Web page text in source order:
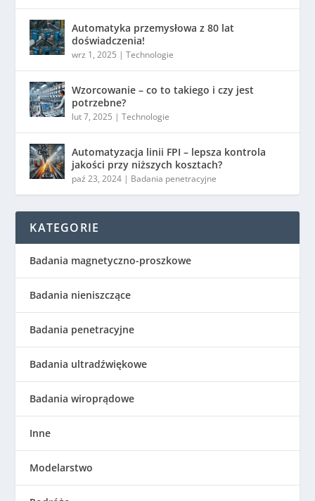
Automatyka przemysłowa z 80 lat
doświadczenia!
wrz 1, 2025 |Technologie
Wzorcowanie – co to takiego i czy jest
potrzebne?
lut 7, 2025 |Technologie
Automatyzacja linii FPI – lepsza kontrola
jakości przy niższych kosztach?
paź 23, 2024 | Badania penetracyjne
KATEGORIE
Badania magnetyczno-proszkowe
Badania nieniszczące
Badania penetracyjne
Badania ultradźwiękowe
Badania wiroprądowe
Inne
Modelarstwo